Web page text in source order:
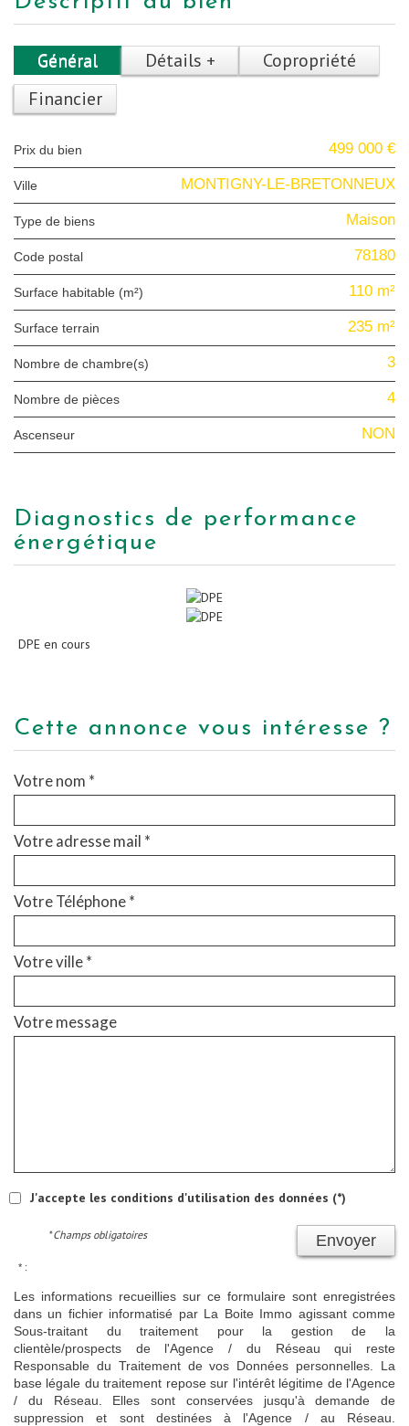
Général Détails +
Copropriété
Financier
Prix du bien 499 000 €
Ville MONTIGNY-LE-BRETONNEUX
Type de biens Maison
Code postal 78180
Surface habitable (m²) 110 m²
surface terrain 235 m²
Nombre de chambre(s) 3
Nombre de pièces 4
Ascenseur NON
diagnostics de performance
énergétique
DPE en cours
cette annonce vous intéresse ?
Votre nom *
Votre adresse mail *
Votre Téléphone *
Votre ville *
Votre message
J'accepte les conditions d'utilisation des données (*)
Envoyer
* Champs obligatoires
* :
Les informations recueillies sur ce formulaire sont enregistrées
dans un fichier informatisé par La Boite Immo agissant comme
Sous-traitant du traitement pour la gestion de la
clientèle/prospects de l'Agence / du Réseau qui reste
Responsable du Traitement de vos Données personnelles. La
base légale du traitement repose sur l'intérêt légitime de l'Agence
/ du Réseau. Elles sont conservées jusqu'à demande de
suppression et sont destinées à l'Agence / au Réseau.